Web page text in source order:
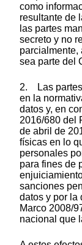
como
resultante de
las partes
secreto y no
parcialmente,
sea parte del
2. Las partes
en la
datos y, en
2016/680 del
de abril de
físicas en lo
personales
para fines de
sanciones
datos y por la
Marco 2008/
nacional que